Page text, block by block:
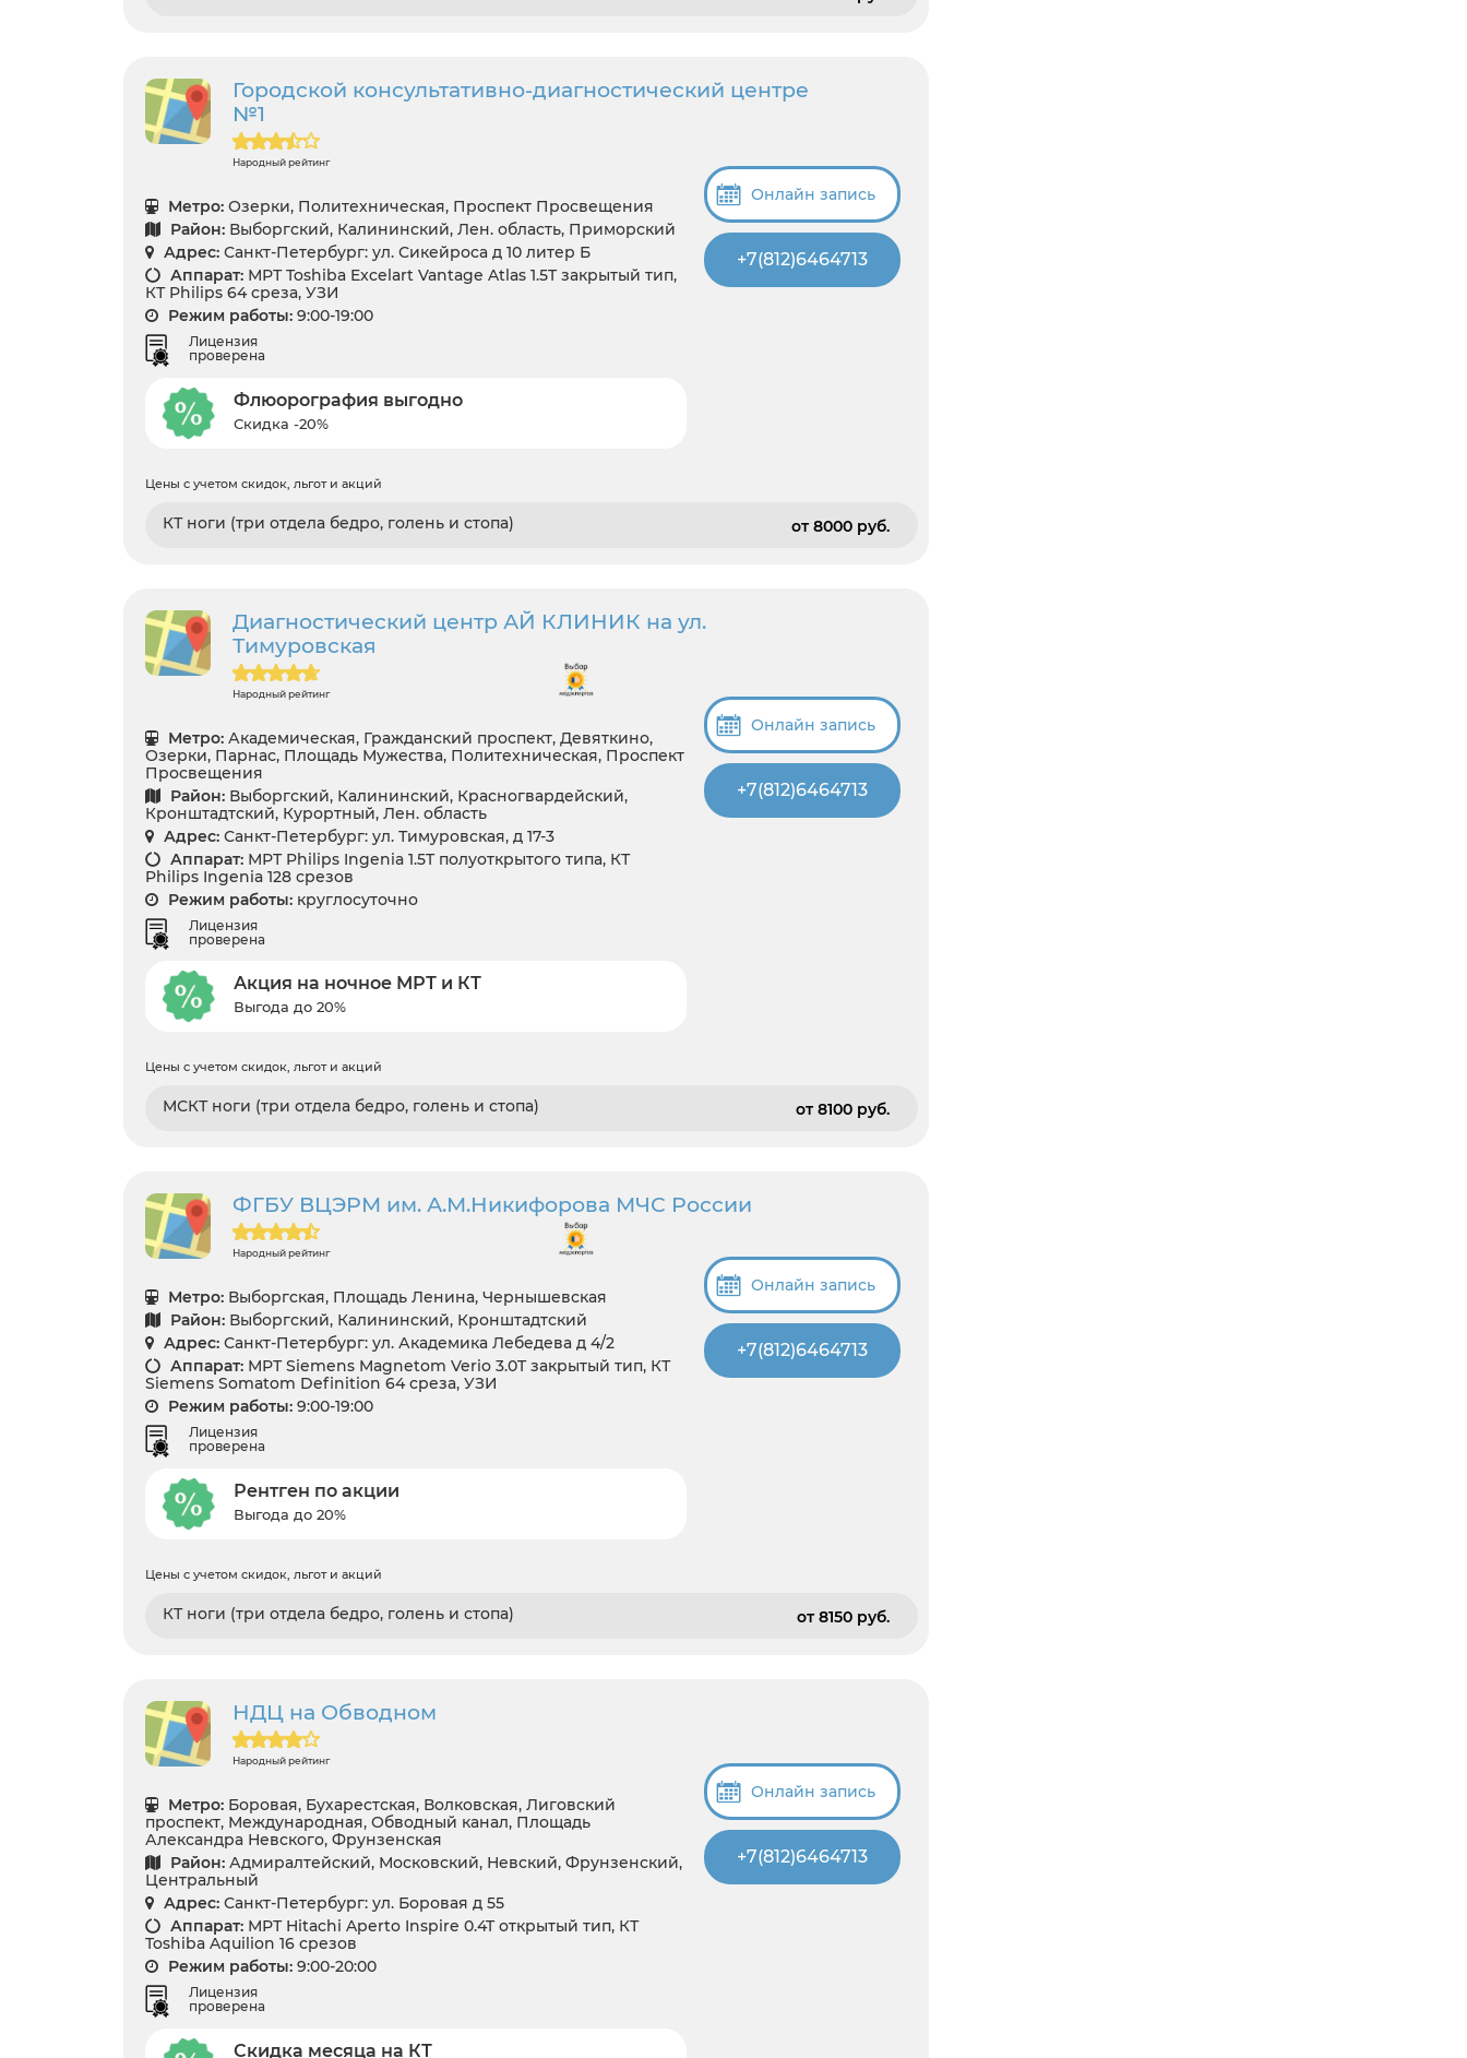
Городской консультативно-диагностический центре
№1
Народный рейтинг
Метро: Озерки, Политехническая, Проспект Просвещения
Район: Выборгский, Калининский, Лен. область, Приморский
Адрес: Санкт-Петербург: ул. Сикейроса д 10 литер Б
Аппарат: МРТ Toshiba Excelart Vantage Atlas 1.5T закрытый тип,
КТ Philips 64 среза, УЗИ
Режим работы: 9:00-19:00
Лицензия
проверена
Флюорография выгодно
Скидка -20%
Онлайн запись
+7(812)6464713
Цены с учетом скидок, льгот и акций
КТ ноги (три отдела бедро, голень и стопа) от 8000 pуб.
Диагностический центр АЙ КЛИНИК на ул.
Тимуровская
Народный рейтинг
Метро: Академическая, Гражданский проспект, Девяткино,
Озерки, Парнас, Площадь Мужества, Политехническая, Проспект
Просвещения
Район: Выборгский, Калининский, Красногвардейский,
Кронштадтский, Курортный, Лен. область
Адрес: Санкт-Петербург: ул. Тимуровская, д 17-3
Аппарат: МРТ Philips Ingenia 1.5T полуоткрытого типа, КТ
Philips Ingenia 128 срезов
Режим работы: круглосуточно
Лицензия
проверена
Акция на ночное МРТ и КТ
Выгода до 20%
Онлайн запись
+7(812)6464713
Цены с учетом скидок, льгот и акций
МСКТ ноги (три отдела бедро, голень и стопа) от 8100 pуб.
ФГБУ ВЦЭРМ им. А.М.Никифорова МЧС России
Народный рейтинг
Метро: Выборгская, Площадь Ленина, Чернышевская
Район: Выборгский, Калининский, Кронштадтский
Адрес: Санкт-Петербург: ул. Академика Лебедева д 4/2
Аппарат: МРТ Siemens Magnetom Verio 3.0T закрытый тип, КТ
Siemens Somatom Definition 64 среза, УЗИ
Режим работы: 9:00-19:00
Лицензия
проверена
Рентген по акции
Выгода до 20%
Онлайн запись
+7(812)6464713
Цены с учетом скидок, льгот и акций
КТ ноги (три отдела бедро, голень и стопа) от 8150 pуб.
НДЦ на Обводном
Народный рейтинг
Метро: Боровая, Бухарестская, Волковская, Лиговский
проспект, Международная, Обводный канал, Площадь
Александра Невского, Фрунзенская
Район: Адмиралтейский, Московский, Невский, Фрунзенский,
Центральный
Адрес: Санкт-Петербург: ул. Боровая д 55
Аппарат: МРТ Hitachi Aperto Inspire 0.4T открытый тип, КТ
Toshiba Aquilion 16 срезов
Режим работы: 9:00-20:00
Лицензия
проверена
Скидка месяца на КТ
Онлайн запись
+7(812)6464713